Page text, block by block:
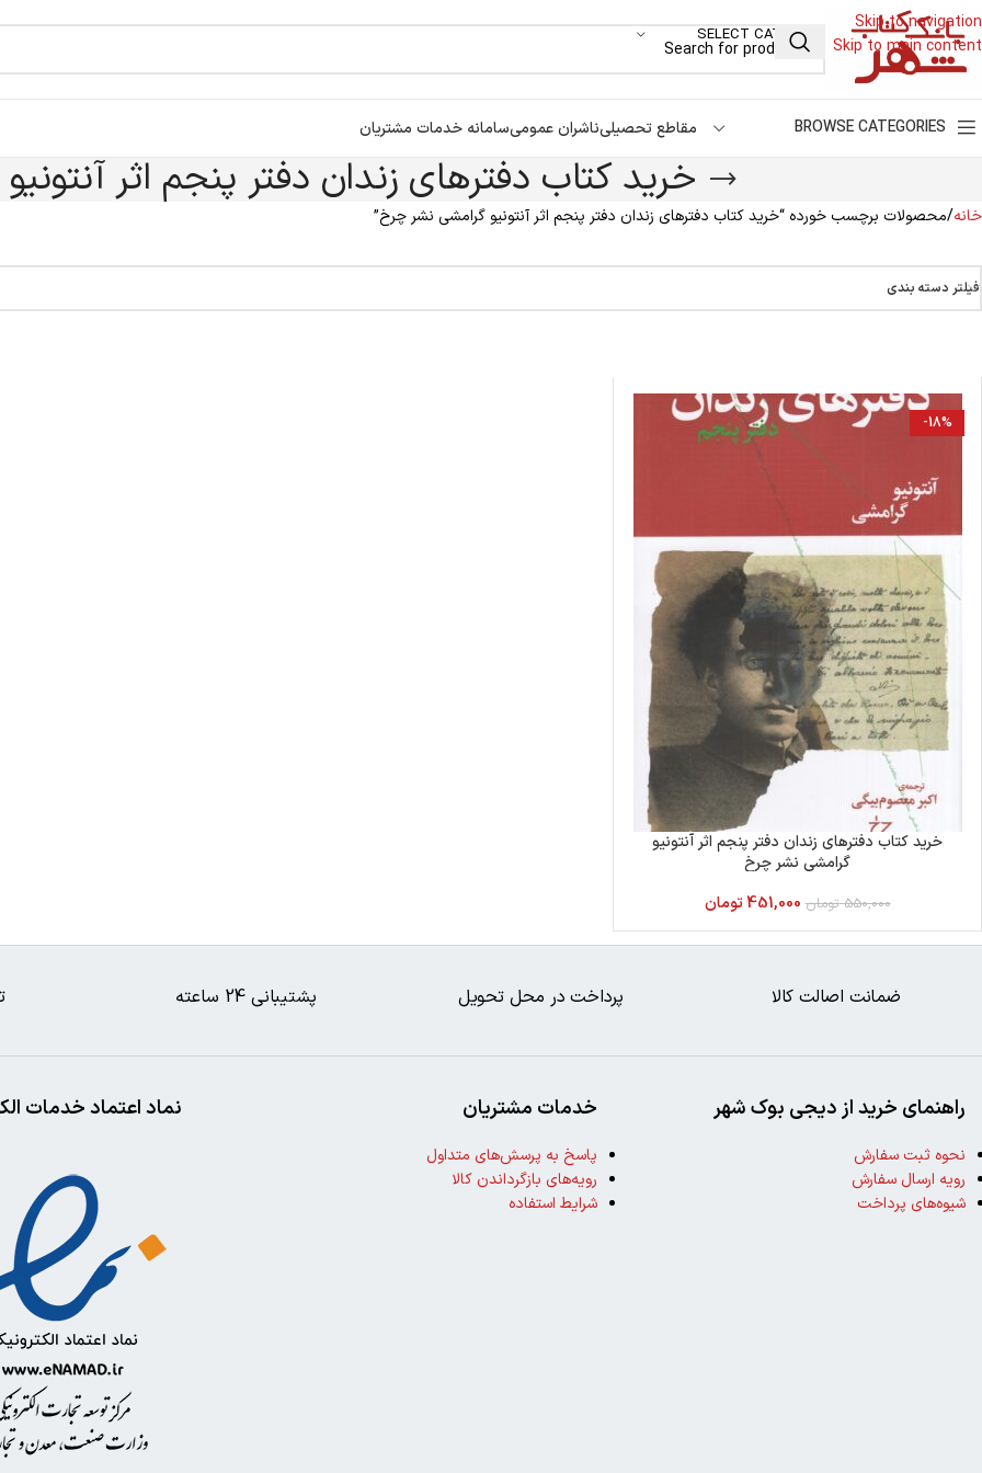
Skip to navigation
Skip to main content
SELECT CATEGORY
BROWSE CATEGORIES مقاطع تحصیلیناشران عمومیسامانه خدمات مشتریان
خرید کتاب دفترهای زندان دفتر پنجم اثر
خانه محصولات برچسب خورده “خرید کتاب دفترهای زندان دفتر پنجم اثر آنتونیو گرامشی نشر چرخ”
فیلتر دسته بندی
-18%
خرید کتاب دفترهای زندان دفتر پنجم اثر آنتونیو
گرامشی نشر چرخ
550,000 تومان 451,000تومان
ضمانت اصالت کالا پرداخت در محل تحویل پشتیبانی 24 ساعته
نماد اعتماد خدمات خدمات مشتریان
پاسخ به پرسش‌های متداول
رویه‌های بازگرداندن کالا
شرایط استفاده
راهنمای خرید از دیجی بوک شهر
نحوه ثبت سفارش
رویه ارسال سفارش
شیوه‌های پرداخت